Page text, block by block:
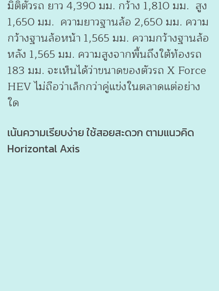
มิติตัวรถ ยาว 4,390 มม. กว้าง 1,810 มม. สูง
1,650 มม. ความยาวฐานล้อ 2,650 มม. ความ
กว้างฐานล้อหน้า 1,565 มม. ความกว้างฐานล้อ
หลัง 1,565 มม. ความสูงจากพื้นถึงใต้ท้องรถ
183 มม. จะเห็นได้ว่าขนาดของตัวรถ X Force
HEV ไม่ถือว่าเล็กกว่าคู่แข่งในตลาดแต่อย่าง
ใด
เน้นความเรียบง่าย ใช้สอยสะดวก ตามแนวคิด
Horizontal Axis